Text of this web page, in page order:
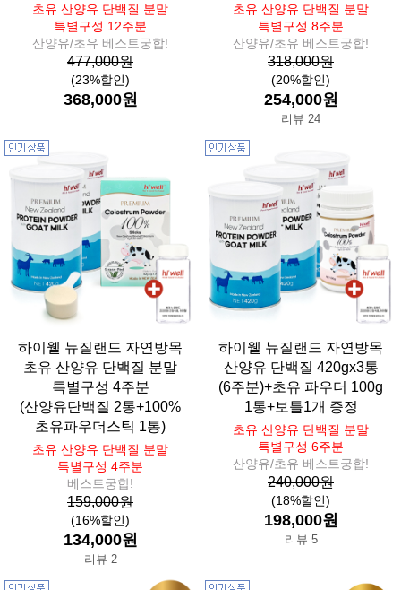
초유 산양유 단백질 분말
특별구성 12주분
산양유/초유 베스트궁합!
477,000원
(23%할인)
368,000원
초유 산양유 단백질 분말
특별구성 8주분
산양유/초유 베스트궁합!
318,000원
(20%할인)
254,000원
리뷰 24
하이웰 뉴질랜드 자연방목
초유 산양유 단백질 분말
특별구성 4주분
(산양유단백질 2통+100%
초유파우더스틱 1통)
초유 산양유 단백질 분말
특별구성 4주분
베스트궁합!
159,000원
(16%할인)
134,000원
리뷰 2
하이웰 뉴질랜드 자연방목
산양유 단백질 420gx3통
(6주분)+초유 파우더 100g
1통+보틀1개 증정
초유 산양유 단백질 분말
특별구성 6주분
산양유/초유 베스트궁합!
240,000원
(18%할인)
198,000원
리뷰 5